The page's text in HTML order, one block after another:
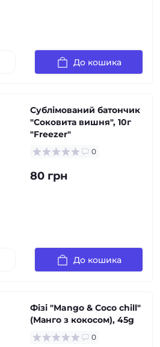
До кошика
Сублімований батончик
"Соковита вишня", 10г
"Freezer"
0
80 грн
До кошика
Фізі "Mango & Coco chill"
(Манго з кокосом), 45g
0